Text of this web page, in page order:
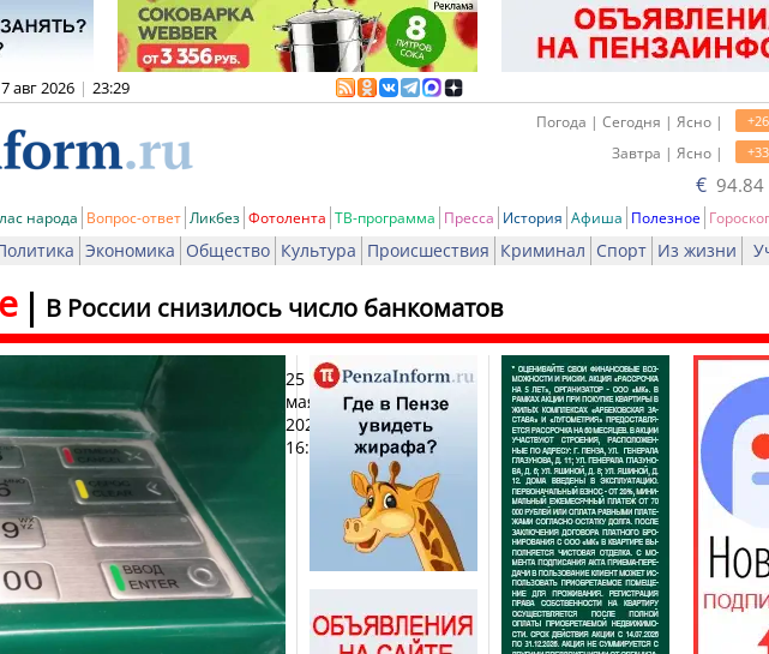
7 авг 2026 | 23:29
+26
Погода | Сегодня | Ясно |
+33
Завтра | Ясно |
€
народа Вопрос-ответ Ликбез Фотолента ТВ-программа Пресса История Афиша Полезное
Экономика Общество Культура Происшествия Криминал Спорт Из жизни
В России снизилось число банкоматов
25
мая
2026,
16:26
Печать